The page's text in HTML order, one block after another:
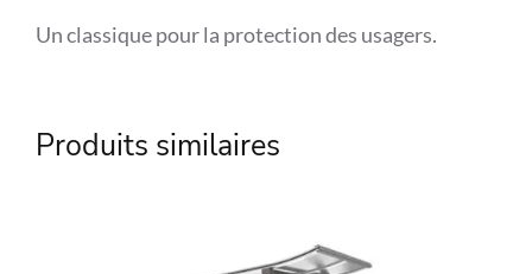
Un classique pour la protection des usagers.
Produits similaires